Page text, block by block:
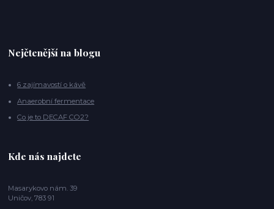
Nejčtenější na blogu
6 zajímavostí o kávě
Anaerobní fermentace
Co je to DECAF CO2?
Kde nás najdete
Masarykovo nám. 39
Uničov, 783 91